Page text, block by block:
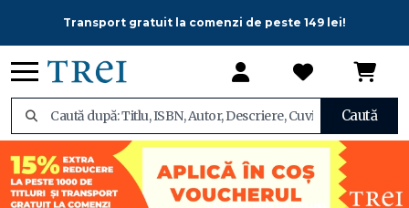
Transport gratuit la comenzi de peste 149 lei!
Caută